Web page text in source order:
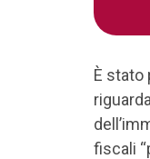
È stato
fiscali